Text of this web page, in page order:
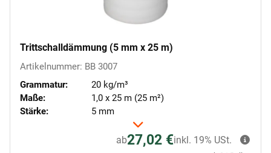
Trittschalldämmung (5 mm x 25 m)
Artikelnummer: BB 3007
Grammatur:
20 kg/m³
Maße:
1,0 x 25 m (25 m²)
Stärke:
5 mm
ab27,02 €inkl. 19% USt.